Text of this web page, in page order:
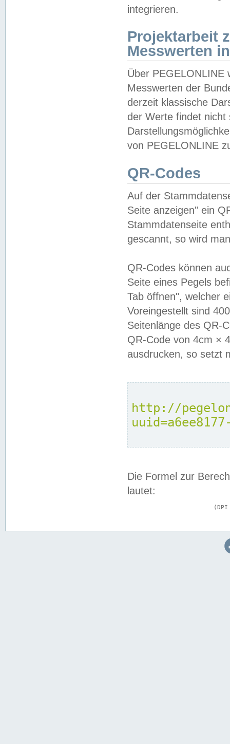
integrieren.
Projektarbeit
Messwerten
Über PEGELONLINE
Messwerten der
derzeit klassische
der Werte findet
von PEGELONLINE
QR-Codes
Auf der
Seite anzeigen" ein
Stammdatenseite
gescannt, so wird
QR-Codes können
Seite eines Pegels
Tab öffnen", welcher
Voreingestellt sind
Seitenlänge des QR-
QR-Code von 4cm ×
ausdrucken, so setzt
http://
Die Formel zur
lautet: